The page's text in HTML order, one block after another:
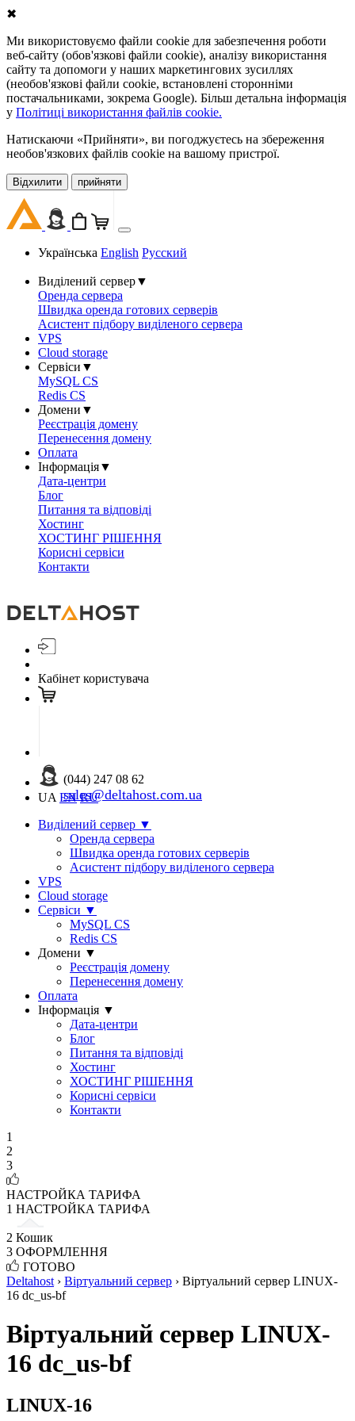
✖
Ми використовуємо файли cookie для забезпечення роботи
веб-сайту (обов'язкові файли cookie), аналізу використання
сайту та допомоги у наших маркетингових зусиллях
(необов'язкові файли cookie, встановлені сторонніми
постачальниками, зокрема Google). Більш детальна інформація
у Політиці використання файлів cookie.
Натискаючи «Прийняти», ви погоджуєтесь на збереження
необов'язкових файлів cookie на вашому пристрої.
Відхилити прийняти
Українська English Русский
Виділений сервер▼
Оренда сервера
Швидка оренда готових серверів
Асистент підбору виділеного сервера
VPS
Cloud storage
Сервіси ▼
MySQL CS
Redis CS
Домени ▼
Реєстрація домену
Перенесення домену
Оплата
Інформація▼
Дата-центри
Блог
Питання та відповіді
Хостинг
ХОСТИНГ РІШЕННЯ
Корисні сервіси
Контакти
Кабінет користувача
(044) 247 08 62
sales@deltahost.com.ua
UA EN RU
Виділений сервер ▼
Оренда сервера
Швидка оренда готових серверів
Асистент підбору виділеного сервера
VPS
Cloud storage
Сервіси ▼
MySQL CS
Redis CS
Домени ▼
Реєстрація домену
Перенесення домену
Оплата
Інформація ▼
Дата-центри
Блог
Питання та відповіді
Хостинг
ХОСТИНГ РІШЕННЯ
Корисні сервіси
Контакти
1
2
3
НАСТРОЙКА ТАРИФА
1 НАСТРОЙКА ТАРИФА
2 Кошик
3 ОФОРМЛЕННЯ
ГОТОВО
Deltahost › Віртуальний сервер › Віртуальний сервер LINUX-
16 dc_us-bf
Віртуальний сервер LINUX-
16 dc_us-bf
LINUX-16